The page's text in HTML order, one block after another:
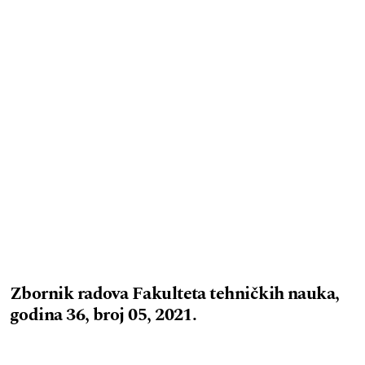
Zbornik radova Fakulteta tehničkih nauka,
godina 36, broj 05, 2021.